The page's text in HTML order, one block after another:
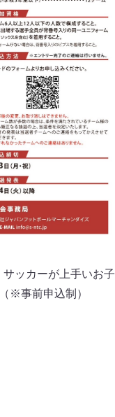
ッカーが上手いお子
※事前申込制）